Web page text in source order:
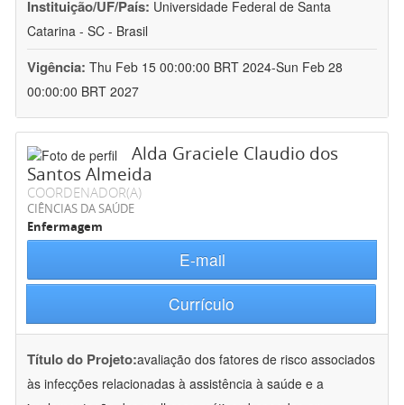
Instituição/UF/País: Universidade Federal de Santa
Catarina - SC - Brasil
Vigência: Thu Feb 15 00:00:00 BRT 2024-Sun Feb 28
00:00:00 BRT 2027
Alda Graciele Claudio dos
Santos Almeida
COORDENADOR(A)
CIÊNCIAS DA SAÚDE
Enfermagem
E-mail
Currículo
Título do Projeto:avaliação dos fatores de risco associados
às infecções relacionadas à assistência à saúde e a